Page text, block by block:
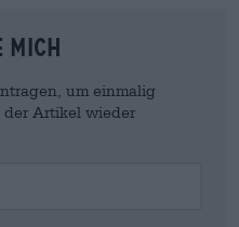
um einmalig
der Artikel wieder